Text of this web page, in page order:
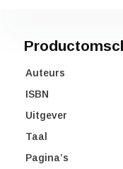
Auteurs
ISBN
Uitgever
Taal
Pagina’s